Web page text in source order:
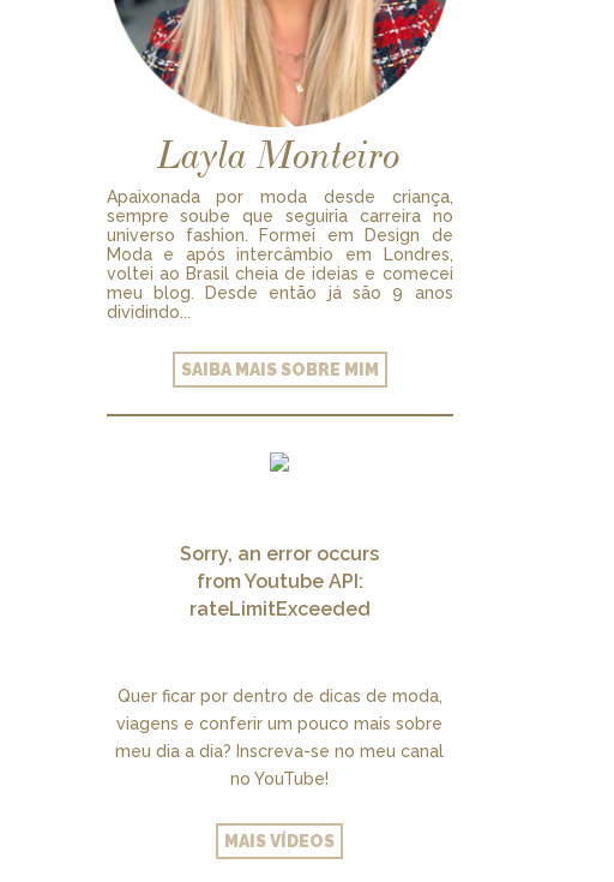
Layla Monteiro
Apaixonada por moda desde criança,
sempre soube que seguiria carreira no
universo fashion. Formei em Design de
Moda e após intercâmbio em Londres,
voltei ao Brasil cheia de ideias e comecei
meu blog. Desde então já são 9 anos
dividindo...
SAIBA MAIS SOBRE MIM
Sorry, an error occurs
from Youtube API:
rateLimitExceeded
Quer ficar por dentro de dicas de moda,
viagens e conferir um pouco mais sobre
meu dia a dia? Inscreva-se no meu canal
no YouTube!
MAIS VÍDEOS